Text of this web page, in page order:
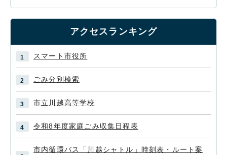
アクセスランキング
スマート市役所
ごみ分別検索
市立川越高等学校
令和8年度家庭ごみ収集日程表
市内循環バス「川越シャトル」時刻表・ルート案